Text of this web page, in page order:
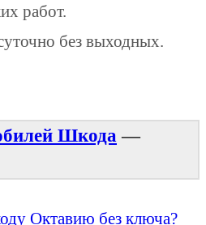
работ.
без выходных.
Шкода —
Октавию без ключа?